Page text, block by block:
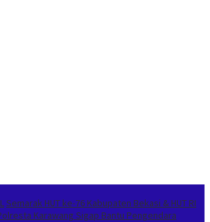
Semarak HUT ke-76 Kabupaten Bekasi & HUT RI
Karawang Sigap Bantu Pengendara